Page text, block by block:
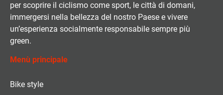
per scoprire il ciclismo come sport, le città di domani,
immergersi nella bellezza del nostro Paese e vivere
un’esperienza socialmente responsabile sempre più
green.
Menù principale
Bike style